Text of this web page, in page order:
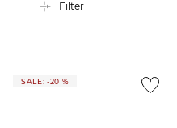
Filter
SALE: -20 %